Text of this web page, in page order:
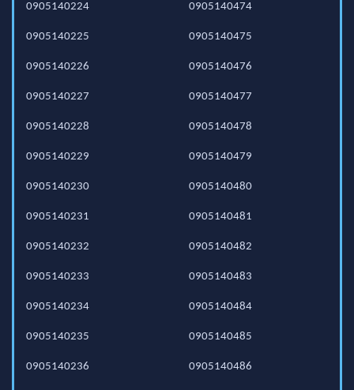
0905140224
0905140225
0905140226
0905140227
0905140228
0905140229
0905140230
0905140231
0905140232
0905140233
0905140234
0905140235
0905140236
0905140474
0905140475
0905140476
0905140477
0905140478
0905140479
0905140480
0905140481
0905140482
0905140483
0905140484
0905140485
0905140486